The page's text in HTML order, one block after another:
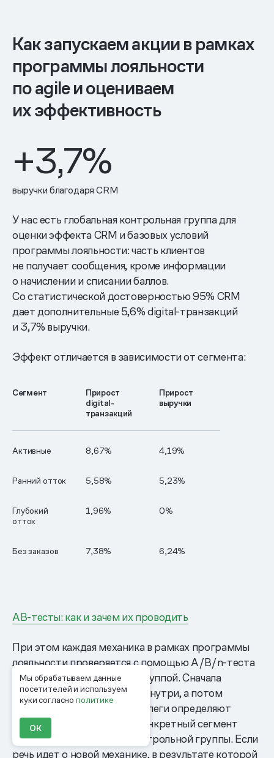
Мы обрабатываем данные
посетителей и используем
куки согласнополитике
ОК
Как запускаем акции в рамках
программы лояльности
по agile и оцениваем
их эффективность
+3,7%
выручки благодаря CRM
У нас есть глобальная контрольная группа для
оценки эффекта CRM и базовых условий
программы лояльности: часть клиентов
не получает сообщения, кроме информации
о начислении и списании баллов.
Со статистической достоверностью 95% CRM
дает дополнительные 5,6% digital-транзакций
и 3,7% выручки.
Эффект отличается в зависимости от сегмента:
Сегмент
Прирост
digital-
транзакций
Прирост
выручки
Активные 8,67% 4,19%
Ранний отток 5,58% 5,23%
Глубокий
отток
1,96% 0%
Без заказов 7,38% 6,24%
AB-тесты: как и зачем их проводить
При этом каждая механика в рамках программы
лояльности проверяется с помощью A/B/n-теста
с локальной контрольной группой. Сначала
механика согласовывается внутри, а потом
передается GlowByte — коллеги определяют
оптимальный оффер под конкретный сегмент
и минимальный размер контрольной группы. Если
речь идет о новой механике, в результате которой